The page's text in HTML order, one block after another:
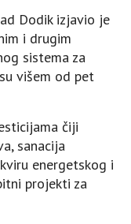
Dodik izjavio je
i drugim
sistema za
višem od pet
čiji
sanacija
energetskog i
projekti za